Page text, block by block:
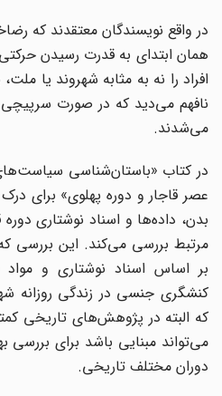
در واقع نویسندگان معتقدند که
همان ابتدای به قدرت رسیدن حرکتی
افراد را نه به ‌مثابه شهروند یا
نافهم می‌دید که در صورت سرپیچی از
می‌شدند.
در کتاب «باستان‌شناسی
عصر قاجار و دوره پهلوی» برای درک
بدن، داده‌ها و اسناد نوشتاری دوره
مرتبط بررسی می‌کند. این بررسی
بر اساس اسناد نوشتاری و
کنشگری جنسی در زندگی روزانه
که البته در پژوهش‌های تاریخی
می‌تواند مبنایی باشد برای بررسی
دوران مختلف تاریخی.